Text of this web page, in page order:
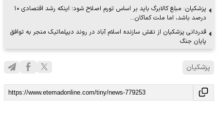
پزشکیان: مبلغ کالابرگ باید بر اساس تورم اصلاح شود؛ اینکه رشد اقتصادی ۱۰
درصد باشد، اما ملت کماکان…
قدردانی پزشکیان از نقش سازنده اسلام آباد در روند دیپلماتیک منجر به توافق
پایان جنگ
پزشکیان